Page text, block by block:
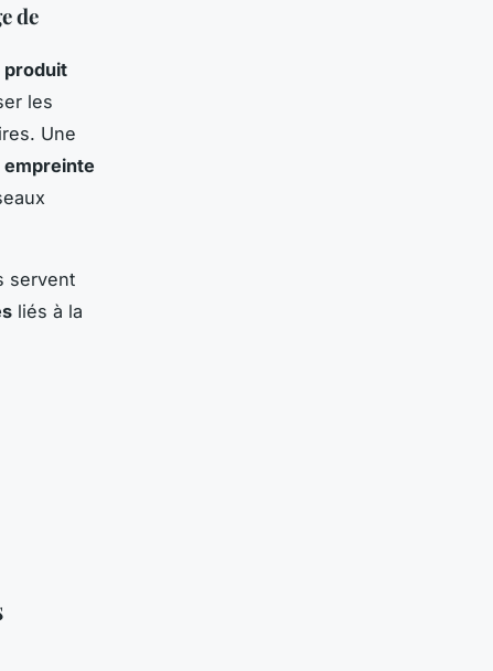
de
produit
les
Une
empreinte
servent
liés à la